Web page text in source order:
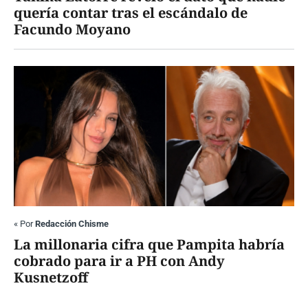
quería contar tras el escándalo de
Facundo Moyano
« PorRedacción Chisme
La millonaria cifra que Pampita habría
cobrado para ir a PH con Andy
Kusnetzoff